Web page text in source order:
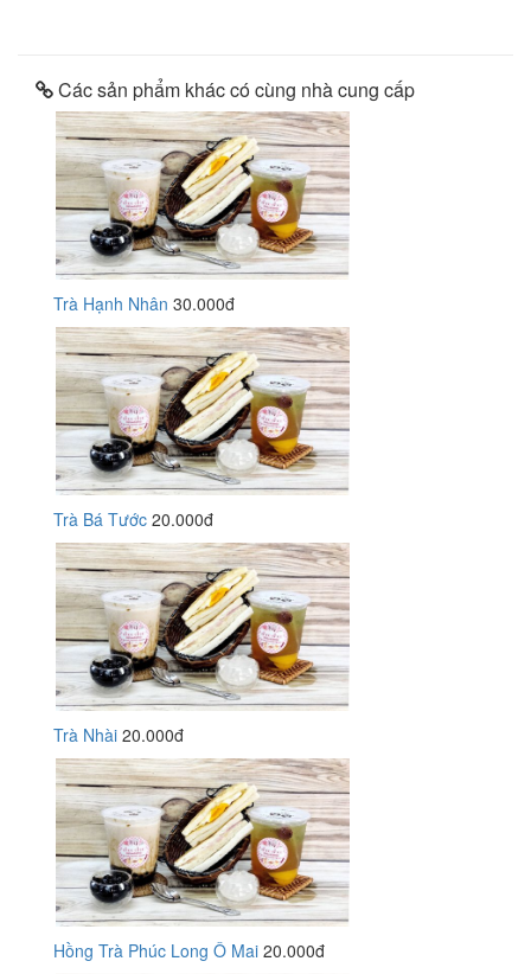
Các sản phẩm khác có cùng nhà cung cấp
Trà Hạnh Nhân 30.000đ
Trà Bá Tước 20.000đ
Trà Nhài 20.000đ
Hồng Trà Phúc Long Ô Mai 20.000đ